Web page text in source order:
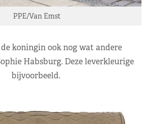
PPE/Van Emst
koningin ook nog wat andere
Habsburg. Deze leverkleurige
bijvoorbeeld.